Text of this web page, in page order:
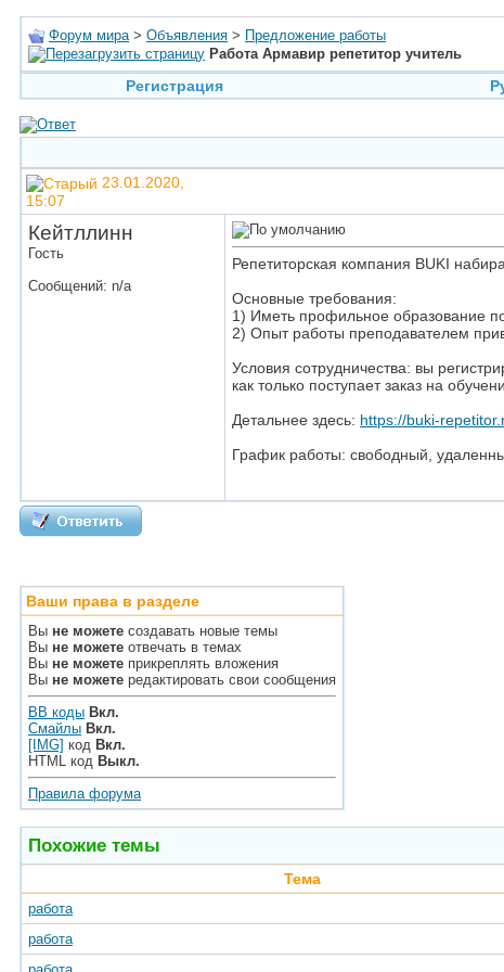
Форум мира > Объявления > Предложение работы
Работа Армавир репетитор учитель
Регистрация
23.01.2020,
15:07
Кейтллинн
Гость
Сообщений: n/a
Репетиторская компания BUKI
Основные требования:
1) Иметь профильное образование
2) Опыт работы преподавателем
Условия сотрудничества: вы
как только поступает заказ на
Детальнее здесь: https://buki-
График работы: свободный,
Ваши права в разделе
Вы не можете создавать новые темы
Вы не можете отвечать в темах
Вы не можете прикреплять вложения
Вы не можете редактировать свои сообщения
BB коды Вкл.
Смайлы Вкл.
[IMG] код Вкл.
HTML код Выкл.
Правила форума
Похожие темы
Тема
работа
работа